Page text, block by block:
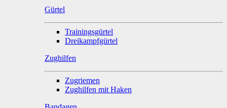
Gürtel
Trainingsgürtel
Dreikampfgürtel
Zughilfen
Zugriemen
Zughilfen mit Haken